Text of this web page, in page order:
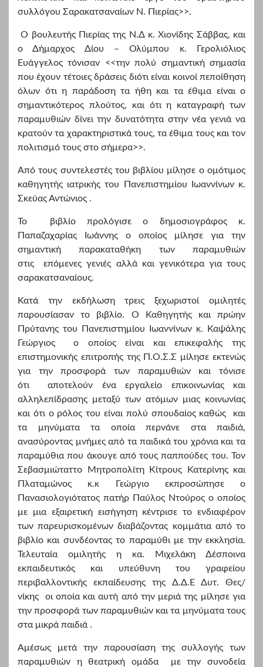
συλλόγου Σαρακατσαναίων Ν. Πιερίας>>.
Ο βουλευτής Πιερίας της Ν.Δ κ. Χιονίδης Σάββας, και
ο Δήμαρχος Δίου – Ολύμπου κ. Γερολιόλιος
Ευάγγελος τόνισαν <<την πολύ σημαντική σημασία
που έχουν τέτοιες δράσεις διότι είναι κοινοί πεποίθηση
όλων ότι η παράδοση τα ήθη και τα έθιμα είναι ο
σημαντικότερος πλούτος, και ότι η καταγραφή των
παραμυθιών δίνει την δυνατότητα στην νέα γενιά να
κρατούν τα χαρακτηριστικά τους, τα έθιμα τους και τον
πολιτισμό τους στο σήμερα>>.
Από τους συντελεστές του βιβλίου μίλησε ο ομότιμος
καθηγητής ιατρικής του Πανεπιστημίου Ιωαννίνων κ.
Σκεύας Αντώνιος .
Το βιβλίο προλόγισε ο δημοσιογράφος κ.
Παπαζαχαρίας Ιωάννης ο οποίος μίλησε για την
σημαντική παρακαταθήκη των παραμυθιών
στις επόμενες γενιές αλλά και γενικότερα για τους
σαρακατσαναίους.
Κατά την εκδήλωση τρεις ξεχωριστοί ομιλητές
παρουσίασαν το βιβλίο. Ο Καθηγητής και πρώην
Πρύτανης του Πανεπιστημίου Ιωαννίνων κ. Καψάλης
Γεώργιος ο οποίος είναι και επικεφαλής της
επιστημονικής επιτροπής της Π.Ο.Σ.Σ μίλησε εκτενώς
για την προσφορά των παραμυθιών και τόνισε
ότι αποτελούν ένα εργαλείο επικοινωνίας και
αλληλεπίδρασης μεταξύ των ατόμων μιας κοινωνίας
και ότι ο ρόλος του είναι πολύ σπουδαίος καθώς και
τα μηνύματα τα οποία περνάνε στα παιδιά,
ανασύροντας μνήμες από τα παιδικά του χρόνια και τα
παραμύθια που άκουγε από τους παππούδες του. Τον
Σεβασμιώταττο Μητροπολίτη Κίτρους Κατερίνης και
Πλαταμώνος κ.κ Γεώργιο εκπροσώπησε ο
Πανασιολογιότατος πατήρ Παύλος Ντούρος ο οποίος
με μια εξαιρετική εισήγηση κέντρισε το ενδιαφέρον
των παρευρισκομένων διαβάζοντας κομμάτια από το
βιβλίο και συνδέοντας το παραμύθι με την εκκλησία.
Τελευταία ομιλητής η κα. Μιχελάκη Δέσποινα
εκπαιδευτικός και υπεύθυνη του γραφείου
περιβαλλοντικής εκπαίδευσης της Δ.Δ.Ε Δυτ. Θες/
νίκης οι οποία και αυτή από την μεριά της μίλησε για
την προσφορά των παραμυθιών και τα μηνύματα τους
στα μικρά παιδιά .
Αμέσως μετά την παρουσίαση της συλλογής των
παραμυθιών η θεατρική ομάδα με την συνοδεία